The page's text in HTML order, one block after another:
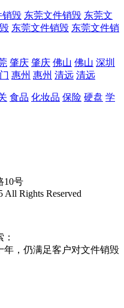
销毁 东莞文件销毁 东莞文
东莞文件销毁 东莞文件销
肇庆 肇庆 佛山 佛山 深圳
惠州 惠州 清远 清远
食品 化妆品 保险 硬盘 学
10号
All Rights Reserved
，仍满足客户对文件销毁